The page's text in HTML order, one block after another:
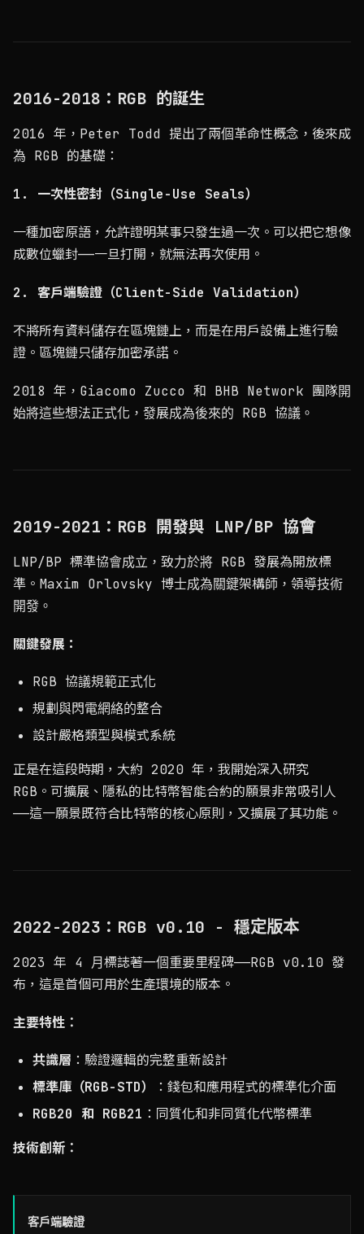
2016-2018：RGB 的誕生
2016 年，Peter Todd 提出了兩個革命性概念，後來成
為 RGB 的基礎：
1. 一次性密封（Single-Use Seals）
一種加密原語，允許證明某事只發生過一次。可以把它想像
成數位蠟封——一旦打開，就無法再次使用。
2. 客戶端驗證（Client-Side Validation）
不將所有資料儲存在區塊鏈上，而是在用戶設備上進行驗
證。區塊鏈只儲存加密承諾。
2018 年，Giacomo Zucco 和 BHB Network 團隊開
始將這些想法正式化，發展成為後來的 RGB 協議。
2019-2021：RGB 開發與 LNP/BP 協會
LNP/BP 標準協會成立，致力於將 RGB 發展為開放標
準。Maxim Orlovsky 博士成為關鍵架構師，領導技術
開發。
關鍵發展：
RGB 協議規範正式化
規劃與閃電網絡的整合
設計嚴格類型與模式系統
正是在這段時期，大約 2020 年，我開始深入研究
RGB。可擴展、隱私的比特幣智能合約的願景非常吸引人
——這一願景既符合比特幣的核心原則，又擴展了其功能。
2022-2023：RGB v0.10 - 穩定版本
2023 年 4 月標誌著一個重要里程碑——RGB v0.10 發
布，這是首個可用於生產環境的版本。
主要特性：
共識層 ：驗證邏輯的完整重新設計
標準庫（RGB-STD）
：錢包和應用程式的標準化介面
RGB20 和 RGB21 ：同質化和非同質化代幣標準
技術創新：
特性
客戶端驗證